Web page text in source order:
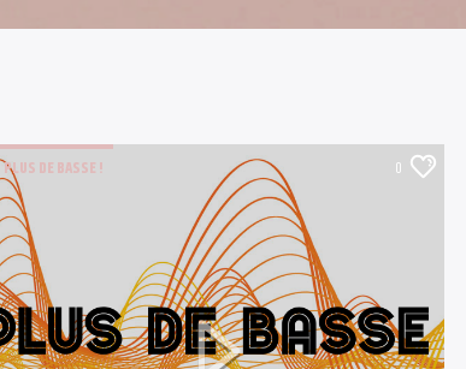
PLUS DE BASSE ! 0